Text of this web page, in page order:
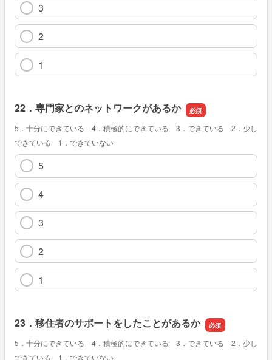
3
2
1
22．専門家とのネットワークがあるか
5．十分にできている 4．積極的にできている 3．できている 2．少し
できている 1．できていない
5
4
3
2
1
23．移住者のサポートをしたことがあるか
5．十分にできている 4．積極的にできている 3．できている 2．少し
できている 1．できていない